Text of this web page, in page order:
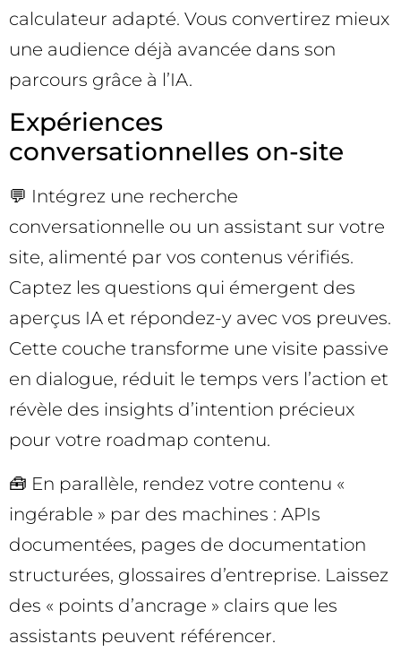
calculateur adapté. Vous convertirez mieux
une audience déjà avancée dans son
parcours grâce à l’IA.
Expériences
conversationnelles on-site
💬 Intégrez une recherche
conversationnelle ou un assistant sur votre
site, alimenté par vos contenus vérifiés.
Captez les questions qui émergent des
aperçus IA et répondez-y avec vos preuves.
Cette couche transforme une visite passive
en dialogue, réduit le temps vers l’action et
révèle des insights d’intention précieux
pour votre roadmap contenu.
🧰 En parallèle, rendez votre contenu «
ingérable » par des machines : APIs
documentées, pages de documentation
structurées, glossaires d’entreprise. Laissez
des « points d’ancrage » clairs que les
assistants peuvent référencer.